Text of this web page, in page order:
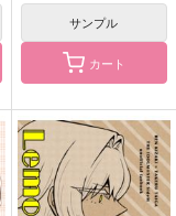
サンプル
カート